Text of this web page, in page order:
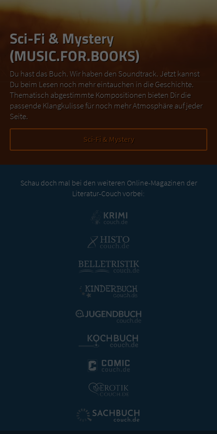
Sci-Fi & Mystery
(MUSIC.FOR.BOOKS)
Du hast das Buch. Wir haben den Soundtrack. Jetzt kannst
Du beim Lesen noch mehr eintauchen in die Geschichte.
Thematisch abgestimmte Kompositionen bieten Dir die
passende Klangkulisse für noch mehr Atmosphäre auf jeder
Seite.
Sci-Fi & Mystery
Schau doch mal bei den weiteren Online-Magazinen der
Literatur-Couch vorbei: